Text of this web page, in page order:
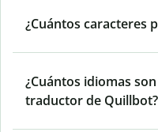
¿Cuántos caracteres
¿Cuántos idiomas
traductor de Quillbot?